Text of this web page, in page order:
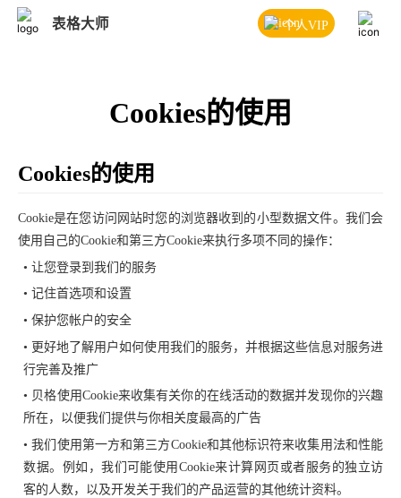
表格大师 个人VIP
Cookies的使用
Cookies的使用
Cookie是在您访问网站时您的浏览器收到的小型数据文件。我们会
使用自己的Cookie和第三方Cookie来执行多项不同的操作：
• 让您登录到我们的服务
• 记住首选项和设置
• 保护您帐户的安全
• 更好地了解用户如何使用我们的服务，并根据这些信息对服务进
行完善及推广
• 贝格使用Cookie来收集有关你的在线活动的数据并发现你的兴趣
所在，以便我们提供与你相关度最高的广告
• 我们使用第一方和第三方Cookie和其他标识符来收集用法和性能
数据。例如，我们可能使用Cookie来计算网页或者服务的独立访
客的人数，以及开发关于我们的产品运营的其他统计资料。